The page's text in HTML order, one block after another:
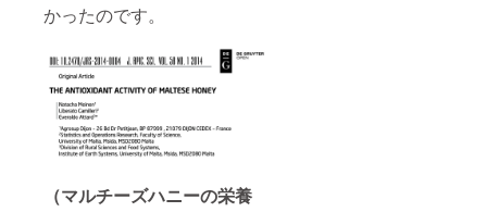
かったのです。
（マルチーズハニーの栄養